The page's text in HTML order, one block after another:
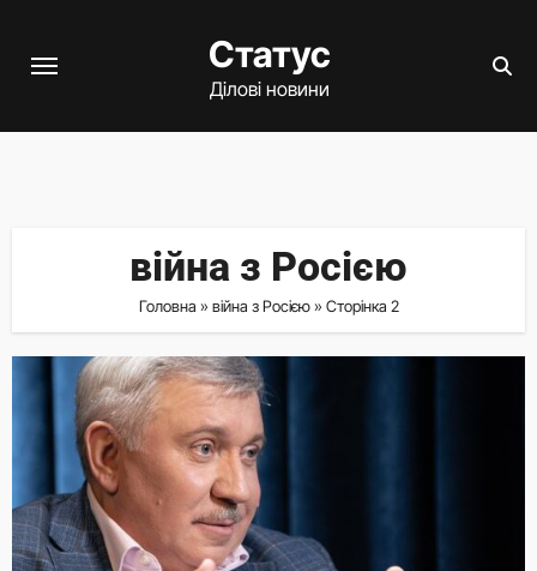
Статус
Ділові новини
війна з Росією
Головна » війна з Росією» Сторінка 2